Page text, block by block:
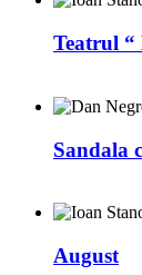
Teatrul “
Sandala
August